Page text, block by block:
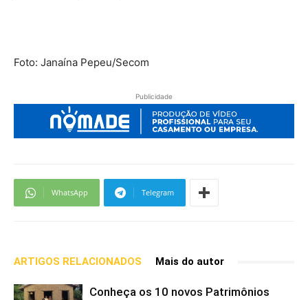
Foto: Janaína Pepeu/Secom
Publicidade
WhatsApp Telegram
ARTIGOS RELACIONADOS Mais do autor
Conheça os 10 novos Patrimônios